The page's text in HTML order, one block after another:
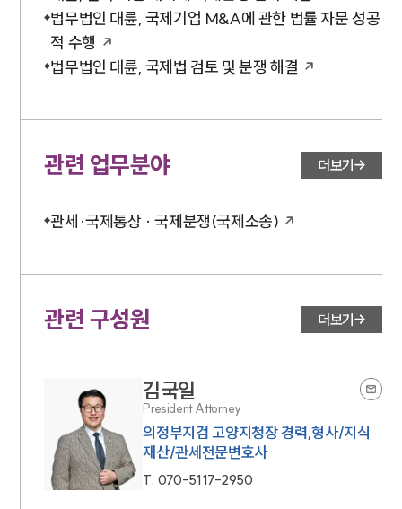
법무법인 대륜, 국제기업 M&A에 관한 법률 자문 성공
적 수행
법무법인 대륜, 국제법 검토 및 분쟁 해결
관련 업무분야 더보기
관세·국제통상 · 국제분쟁(국제소송)
관련 구성원 더보기
김국일
President Attorney
의정부지검 고양지청장 경력,형사/지식
재산/관세전문변호사
T. 070-5117-2950